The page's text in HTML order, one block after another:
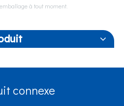
à tout moment.
connexe